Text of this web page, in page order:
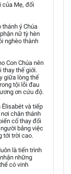
của Mẹ, đổi
thánh ý Chúa
nữ tỳ hèn
nghèo thành
Con Chúa nên
thay thế giới.
giữa lòng thế
tội lỗi đau
ơn cứu độ.
và tiếp
chân thánh
cố thay đổi
bằng việc
tới trời cao.
là tiến trình
những
có vinh